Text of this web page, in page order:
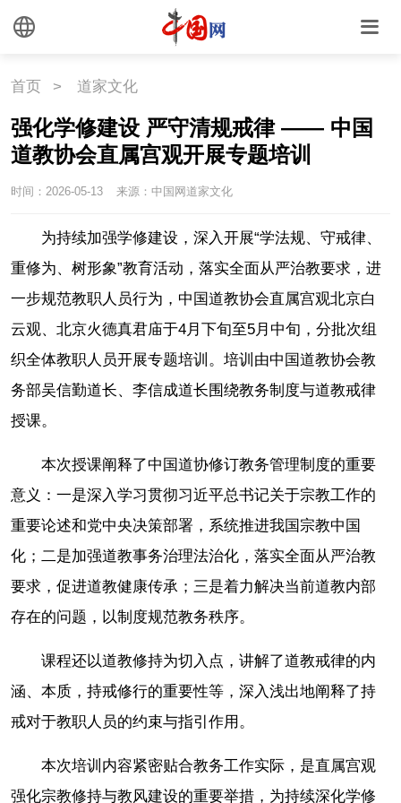
首页 > 道家文化
强化学修建设 严守清规戒律 —— 中国
道教协会直属宫观开展专题培训
时间：2026-05-13 来源：中国网道家文化
为持续加强学修建设，深入开展“学法规、守戒律、
重修为、树形象”教育活动，落实全面从严治教要求，进
一步规范教职人员行为，中国道教协会直属宫观北京白
云观、北京火德真君庙于4月下旬至5月中旬，分批次组
织全体教职人员开展专题培训。培训由中国道教协会教
务部吴信勤道长、李信成道长围绕教务制度与道教戒律
授课。
本次授课阐释了中国道协修订教务管理制度的重要
意义：一是深入学习贯彻习近平总书记关于宗教工作的
重要论述和党中央决策部署，系统推进我国宗教中国
化；二是加强道教事务治理法治化，落实全面从严治教
要求，促进道教健康传承；三是着力解决当前道教内部
存在的问题，以制度规范教务秩序。
课程还以道教修持为切入点，讲解了道教戒律的内
涵、本质，持戒修行的重要性等，深入浅出地阐释了持
戒对于教职人员的约束与指引作用。
本次培训内容紧密贴合教务工作实际，是直属宫观
强化宗教修持与教风建设的重要举措，为持续深化学修